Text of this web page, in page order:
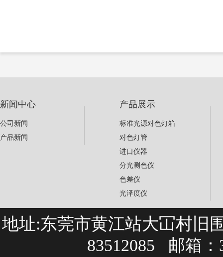
新闻中心
公司新闻
产品新闻
产品展示
标准光源对色灯箱
对色灯管
进口仪器
分光测色仪
色差仪
光泽度仪
地址:东莞市黄江站大冚村旧
83512085 邮箱：